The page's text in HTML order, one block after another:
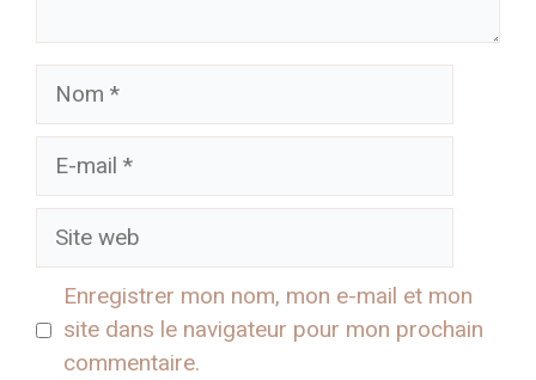
Nom
Site
Enregistrer mon nom, mon e-mail et mon
site dans le navigateur pour mon prochain
commentaire.